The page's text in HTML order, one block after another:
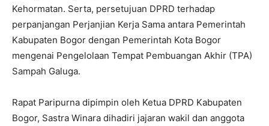
Kehormatan. Serta, persetujuan DPRD terhadap
perpanjangan Perjanjian Kerja Sama antara Pemerintah
Kabupaten Bogor dengan Pemerintah Kota Bogor
mengenai Pengelolaan Tempat Pembuangan Akhir (TPA)
Sampah Galuga.
Rapat Paripurna dipimpin oleh Ketua DPRD Kabupaten
Bogor, Sastra Winara dihadiri jajaran wakil dan anggota